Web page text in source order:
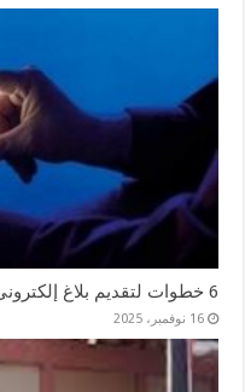
6 خطوات لتقديم بلاغ إلكترونى للنيابة من الموبايل
16 نوفمبر، 2025